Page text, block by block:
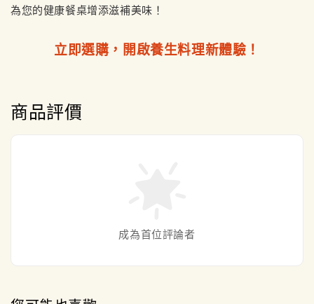
為您的健康餐桌增添滋補美味！
立即選購，開啟養生料理新體驗！
商品評價
成為首位評論者